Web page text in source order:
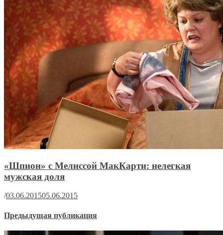
«Шпион» с Мелиссой МакКарти: нелегкая
мужская доля
/03.06.201505.06.2015
Предыдущая публикация